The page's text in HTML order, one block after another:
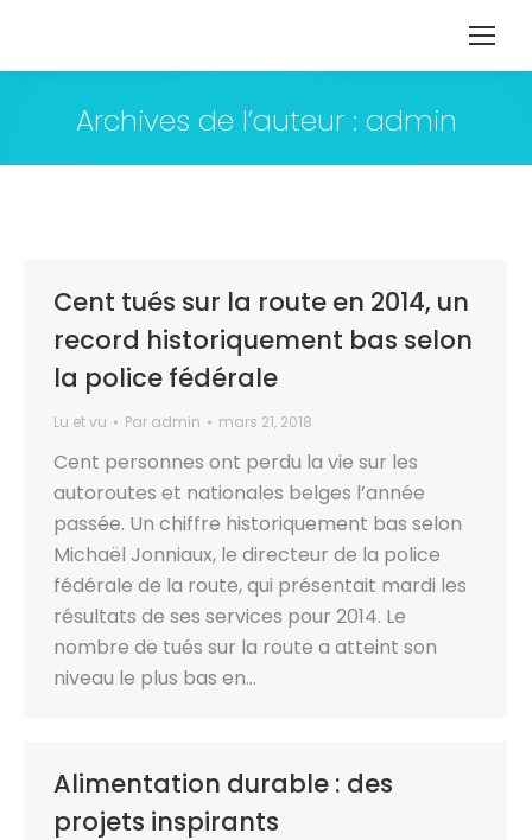
Archives de l’auteur : admin
Cent tués sur la route en 2014, un
record historiquement bas selon
la police fédérale
Lu et vu Par admin mars 21, 2018
Cent personnes ont perdu la vie sur les
autoroutes et nationales belges l’année
passée. Un chiffre historiquement bas selon
Michaël Jonniaux, le directeur de la police
fédérale de la route, qui présentait mardi les
résultats de ses services pour 2014. Le
nombre de tués sur la route a atteint son
niveau le plus bas en…
Alimentation durable : des
projets inspirants